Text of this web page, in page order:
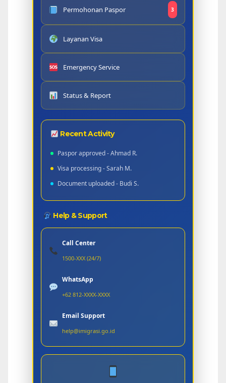
Permohonan Paspor 3
Layanan Visa
Emergency Service
Status & Report
Recent Activity
Paspor approved - Ahmad R.
Visa processing - Sarah M.
Document uploaded - Budi S.
Help & Support
Call Center
1500-XXX (24/7)
WhatsApp
+62 812-XXXX-XXXX
Email Support
help@imigrasi.go.id